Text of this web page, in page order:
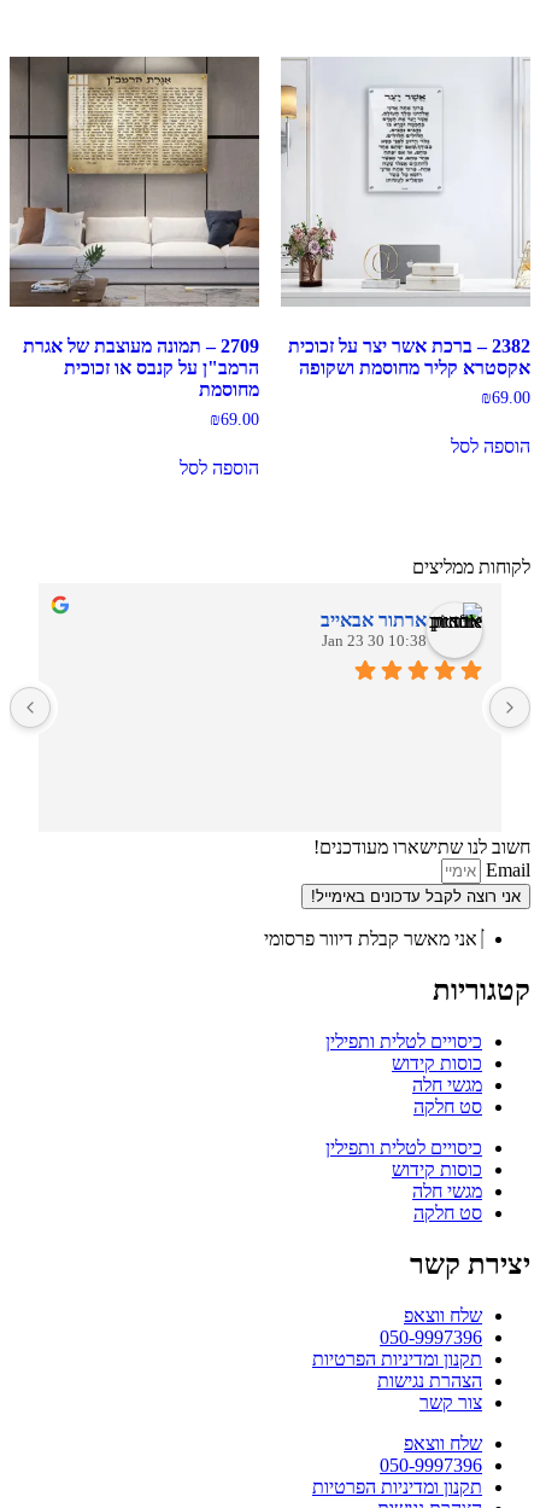
2382 – ברכת אשר יצר על זכוכית
אקסטרא קליר מחוסמת ושקופה
₪69.00
הוספה לסל
2709 – תמונה מעוצבת של אגרת
הרמב"ן על קנבס או זכוכית
מחוסמת
₪69.00
הוספה לסל
לקוחות ממליצים
ארתור אבאייב
10:38 30 Jan 23
חשוב לנו שתישארו מעודכנים!
Email
אני רוצה לקבל עדכונים באימייל!
אני מאשר קבלת דיוור פרסומי
קטגוריות
כיסויים לטלית ותפילין
כוסות קידוש
מגשי חלה
סט חלקה
כיסויים לטלית ותפילין
כוסות קידוש
מגשי חלה
סט חלקה
יצירת קשר
שלח ווצאפ
050-9997396
תקנון ומדיניות הפרטיות
הצהרת נגישות
צור קשר
שלח ווצאפ
050-9997396
תקנון ומדיניות הפרטיות